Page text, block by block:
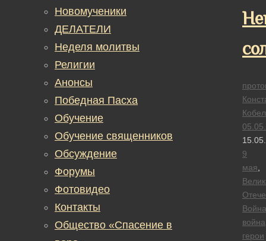
9
мая
Война
война
герои
Новомученики
ДЕЛАТЕЛИ
Неделя молитвы
Религии
Анонсы
Победная Пасха
Обучение
Обучение священников
Обсуждение
Форумы
Фотовидео
Контакты
Общество «Спасение в